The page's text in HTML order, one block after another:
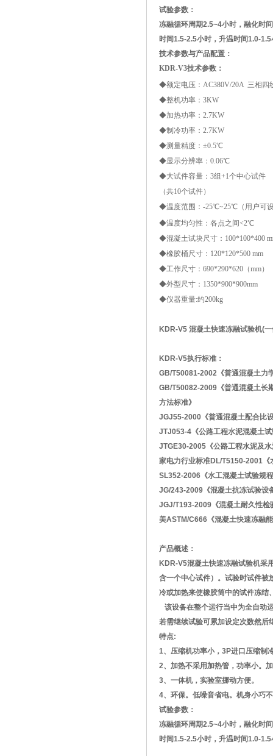
试验参数 ：
冻融循环周期2.5~4小时，融化时
时间1.5-2.5小时，升温时间1.0-
技术参数与产品配置：
KDR-V3技术参数：
◆额定电压：AC380V/20A 三相四
◆整机功率：3KW
◆加热功率：2.7KW
◆制冷功率：2.7KW
◆测量精度：±0.5℃
◆显示分辨率：0.06℃
◆大试件容量：3组+1个中心试件
（共10个试件）
◆温度范围：-25℃~25℃（用户可
◆温度均匀性：各点之间<2℃
◆混凝土试块尺寸：100*100*400
◆橡胶桶尺寸：120*120*500 mm
◆工作尺寸：690*290*620（mm）
◆外型尺寸：1350*900*900mm
◆仪器重量:约200kg
KDR-V5 混凝土快速冻融试验机(
KDR-V5执行标准：
GB/T50081-2002《普通混凝土力
GB/T50082-2009《普通混凝土长
方法标准》
JGJ55-2000《普通混凝土配合比
JTJ053-4《公路工程水泥混凝土
JTGE30-2005《公路工程水泥及
家电力行业标准DL/T5150-2001《
SL352-2006《水工混凝土试验规
JG/243-2009《混凝土抗冻试验设
JGJ/T193-2009《混凝土耐久性检
美ASTM/C666《混凝土快速冻融
产品概述：
KDR-V5混凝土快速冻融试验机采
含一个中心试件）。试验时试件被
冷或加热来使橡胶筒中的试件冻结
该设备在整个运行当中为全自动
若需继续试验可累加设定次数然后
特点:
1、压缩机功率小，3P进口压缩制
2、加热不采用加热管，功率小。
3、一体机，实验室挪动方便。
4、环保。低噪音省电。机身小巧
试验参数 ：
冻融循环周期2.5~4小时，融化时
时间1.5-2.5小时，升温时间1.0-